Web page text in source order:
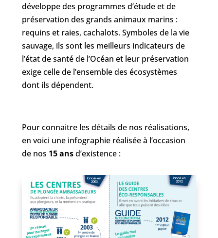
développe des programmes d’étude et de
préservation des grands animaux marins :
requins et raies, cachalots. Symboles de la vie
sauvage, ils sont les meilleurs indicateurs de
l’état de santé de l’Océan et leur préservation
exige celle de l’ensemble des écosystèmes
dont ils dépendent.
Pour connaitre les détails de nos réalisations,
en voici une infographie réalisée à l’occasion
de nos 15 ansd’existence :